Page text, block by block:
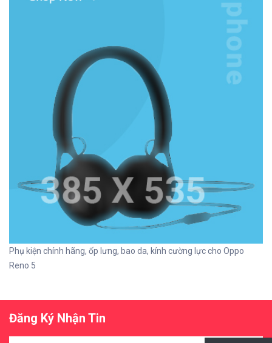
Phụ kiện chính hãng, ốp lưng, bao da, kính cường lực cho Oppo
Reno 5
Đăng Ký Nhận Tin